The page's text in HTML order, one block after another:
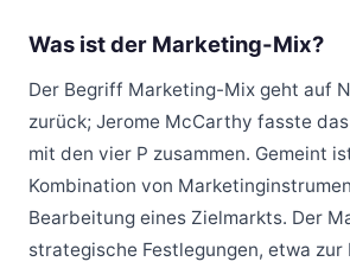
Was ist der Marketing-Mix?
Der Begriff Marketing-Mix geht auf
zurück; Jerome McCarthy fasste
mit den vier P zusammen. Gemeint
Kombination von
Bearbeitung eines Zielmarkts. Der
strategische Festlegungen, etwa zur